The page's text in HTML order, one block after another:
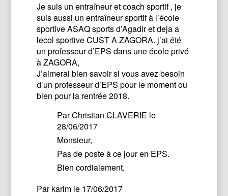
Je suis un entraîneur et coach sportif , je
suis aussi un entraîneur sportif à l’école
sportive ASAQ sports d’Agadir et deja a
lecol sportive CUST A ZAGORA. j’ai été
un professeur d’EPS dans une école privé
à ZAGORA,
J’aimerai bien savoir si vous avez besoin
d’un professeur d’EPS pour le moment ou
bien pour la rentrée 2018.
ParChristian CLAVERIE le
28/06/2017
Monsieur,
Pas de poste à ce jour en EPS.
Bien cordialement,
Parkarim le 17/06/2017